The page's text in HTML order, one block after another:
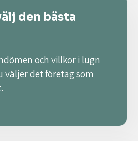
den bästa
och villkor i lugn
väljer det företag som